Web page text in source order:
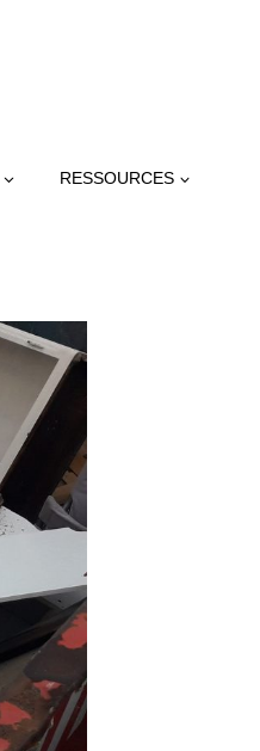
RESSOURCES